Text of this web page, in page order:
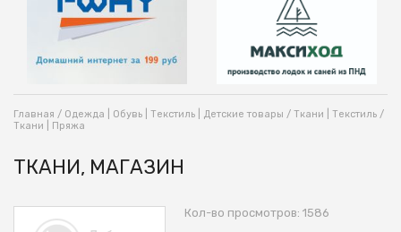
Главная / Одежда | Обувь | Текстиль | Детские товары / Ткани | Текстиль /
Ткани | Пряжа
ТКАНИ, МАГАЗИН
Кол-во просмотров: 1586